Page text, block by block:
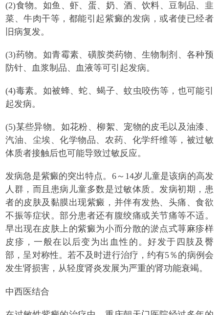
(2)食物。如鱼、虾、蛋、奶、酒、饮料、豆制品、韭
菜、牛肉干等，都能引起紫癜的发病，或者使已经者
旧病复发。
(3)药物。如青霉素、磺胺类药物、生物制剂、各种预
防针、血浆制品、血液等可引起发病。
(4)毒素。如被蜂、蛇、蝎子、蚊虫咬伤等，也可能引
起发病。
(5)某些异物。如花粉、柳絮、宠物的皮毛以及油漆、
汽油、尘埃、化学物品、农药、化学纤维等，被过敏
体质者接触后也可能导致过敏反应。
发病急是紫癜的突出特点。6～14岁儿童是该病的高发
人群，而且患病儿童多数是过敏体质。发病初期，患
者的皮肤及黏膜出现紫癜，并伴有发热、头痛、食欲
不振等症状。部分患者还有腹绞痛或关节痛等不适。
早出现在皮肤上的紫癜为小而分散的淤点式荨麻疹样
皮疹，一般在以后变为出血性的。好发于四肢及臀
部，呈对称性。若不及时进行治疗，约有5％的病例会
发生肾损害，从轻度肾炎发展为严重的肾功能衰竭。
中西医结合